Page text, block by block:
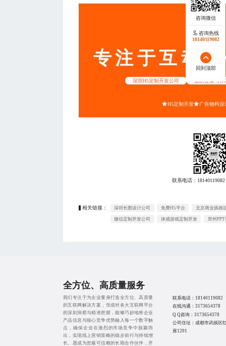
服务
专注于互动
深圳H5定制开发公司 重庆公众号开
H5定制开发 广告物料设
联系电话： 18140119082
相关链接： 深圳长图设计公司 免费H5平台 北京商业插画
微信定制开发公司 体感游戏定制开发 郑州
咨询热线
18140119082
回到顶部
全方位、高质量服务
我们专注于为企业量身打造全方位、高质量
的互联网解决方案，凭借对各大互联网平台
的深刻洞察与精准把握，能够巧妙地将企业
产品信息与核心竞争优势融入每一个数字触
点，确保企业在激烈的市场竞争中脱颖而
出，实现线上营销策略的稳步前行与持续增
长。愿成为您最可信赖的长期合作伙伴，开
联系电话： 18140119082
在线沟通： 3173654378
Q Q咨询： 3173654378
公司住址：成都市武侯区
座1201